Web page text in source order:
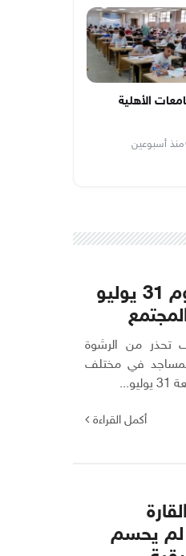
الأهلية
منذ أسبوعين
موضوع خطبة الجمعة اليوم 31 يوليو
تحذر من الرشوة
المساجد في مختلف
أكمل القراءة
لم يحسم